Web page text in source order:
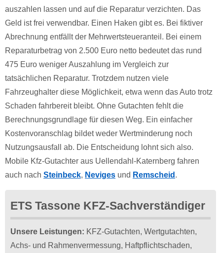
auszahlen lassen und auf die Reparatur verzichten. Das
Geld ist frei verwendbar. Einen Haken gibt es. Bei fiktiver
Abrechnung entfällt der Mehrwertsteueranteil. Bei einem
Reparaturbetrag von 2.500 Euro netto bedeutet das rund
475 Euro weniger Auszahlung im Vergleich zur
tatsächlichen Reparatur. Trotzdem nutzen viele
Fahrzeughalter diese Möglichkeit, etwa wenn das Auto trotz
Schaden fahrbereit bleibt. Ohne Gutachten fehlt die
Berechnungsgrundlage für diesen Weg. Ein einfacher
Kostenvoranschlag bildet weder Wertminderung noch
Nutzungsausfall ab. Die Entscheidung lohnt sich also.
Mobile Kfz-Gutachter aus Uellendahl-Katernberg fahren
auch nach Steinbeck, Neviges und Remscheid .
ETS Tassone KFZ-Sachverständiger
Unsere Leistungen: KFZ-Gutachten, Wertgutachten,
Achs- und Rahmenvermessung, Haftpflichtschaden,